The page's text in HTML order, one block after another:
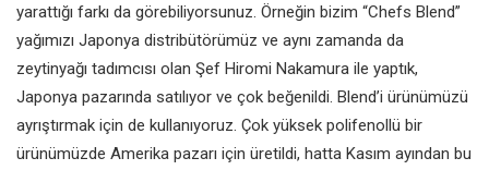
yarattığı farkı da görebiliyorsunuz. Örneğin bizim “Chefs Blend”
yağımızı Japonya distribütörümüz ve aynı zamanda da
zeytinyağı tadımcısı olan Şef Hiromi Nakamura ile yaptık,
Japonya pazarında satılıyor ve çok beğenildi. Blend’i ürünümüzü
ayrıştırmak için de kullanıyoruz. Çok yüksek polifenollü bir
ürünümüzde Amerika pazarı için üretildi, hatta Kasım ayından bu